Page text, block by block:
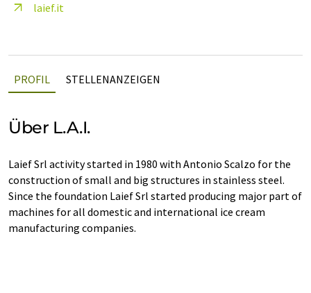
laief.it
PROFIL STELLENANZEIGEN
Über L.A.I.
Laief Srl activity started in 1980 with Antonio Scalzo for the
construction of small and big structures in stainless steel.
Since the foundation Laief Srl started producing major part of
machines for all domestic and international ice cream
manufacturing companies.